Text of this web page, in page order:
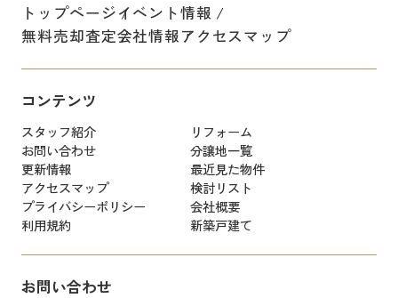
トップページイベント情報
無料売却査定会社情報アクセスマップ
コンテンツ
スタッフ紹介
リフォーム
お問い合わせ
分譲地一覧
更新情報
最近見た物件
アクセスマップ
検討リスト
プライバシーポリシー
会社概要
利用規約
新築戸建て
お問い合わせ